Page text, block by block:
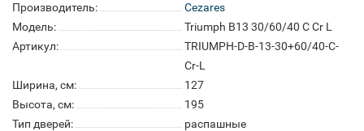
Производитель:
Cezares
Модель:
Triumph B13 30/60/40 C Cr L
Артикул:
TRIUMPH-D-B-13-30+60/40-C-
Cr-L
Ширина, см:
127
Высота, см:
195
Тип дверей:
распашные